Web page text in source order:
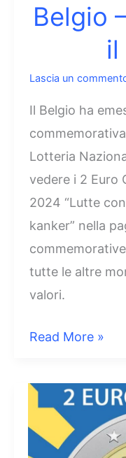
Belgio
il
Lascia un
Il Belgio ha
Lotteria
vedere i 2 Euro
2024 “Lutte
kanker” nella
tutte le altre
valori.
2
Lutte
contre
le
cancer
Read More »